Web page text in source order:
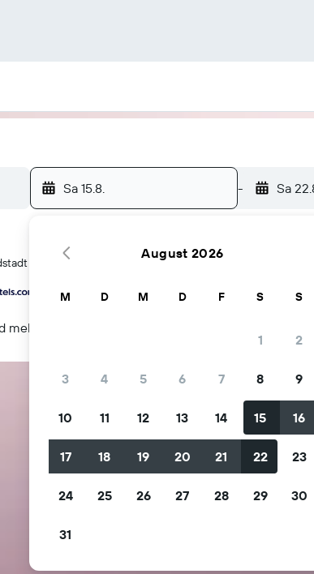
Sa 15.8. - Sa
mehr
August 2026
M D M D F S S
1 2
3 4 5 6 7 8 9
10 11 12 13 14 15 16
17 18 19 20 21 22 23
24 25 26 27 28 29 30
31